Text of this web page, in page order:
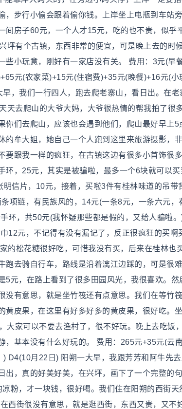
，步行小偷会跟着偷你钱。上岸坐上电瓶到车站旁
间房子60元，一个人才15元，吃的也不贵，似乎
坪有个古镇，东西非常的便宜，可是晚上去的时
些小玩意，刚好有一家店没有关。 费用：3元(早
元(农家菜)+15元(住宿费)+35元(晚餐)+16元(小
，我们一行四人，跑去爬老寨山，看日出。在老
天去爬山的大爷大妈，大爷很热情的帮我拍了很
们去爬山，应该也会遇到他们，爬山最好早上5
的牟大姐，她自己一个人跑到这里来旅游摄影，非
要跟我一样的疯狂，在古镇这边有很多小首饰很多
，25元，其实是被骗啦，最多一个6块就可以买
信片，10元，接着，买啦3件有桂林味道的吊带
项链，有民族风的，14元(一条8元，一条六元，
环，共50元(我怀疑那些都是假的，又给人骗啦
12元，不记得有没有漏记了，反正很疯狂的买啊
的松花糖很好吃，可惜我没有买，后来在桂林也
跑去骑自行车，路线是沿着漓江边踩的，可是很难
5元，在路上看到了很多田园风光，我很喜欢。然
有意思，就是坐竹筏还有点意思。我们在等竹筏
黄皮果，在这里有好多好多的黄皮果，很好吃。坐
家可以不要去渔村了，很不好玩。晚上去吃饭，
，基本没有什么好玩的。 费用：265元+35元(云南
D4(10月22日) 阳朔一大早，我跟芳芳和阿牛先
，真的好美好美，在兴坪，画下了一个完整的句
粉，才一块钱，很好喝。我们住在阳朔的西街天
西街很没有意思，就是逛西街，东西又贵，又不